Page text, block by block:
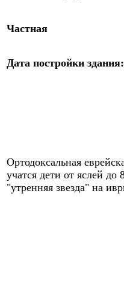
Частная
Дата постройки
Ортодоксальная
учатся дети от яслей до
"утренняя звезда" на